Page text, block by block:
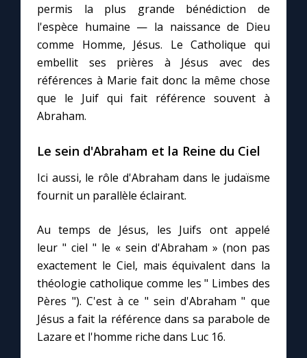
permis la plus grande bénédiction de
l'espèce humaine — la naissance de Dieu
comme Homme, Jésus. Le Catholique qui
embellit ses prières à Jésus avec des
références à Marie fait donc la même chose
que le Juif qui fait référence souvent à
Abraham.
Le sein d'Abraham et la Reine du Ciel
Ici aussi, le rôle d'Abraham dans le judaïsme
fournit un parallèle éclairant.
Au temps de Jésus, les Juifs ont appelé
leur " ciel " le « sein d'Abraham » (non pas
exactement le Ciel, mais équivalent dans la
théologie catholique comme les " Limbes des
Pères "). C'est à ce " sein d'Abraham " que
Jésus a fait la référence dans sa parabole de
Lazare et l'homme riche dans Luc 16.